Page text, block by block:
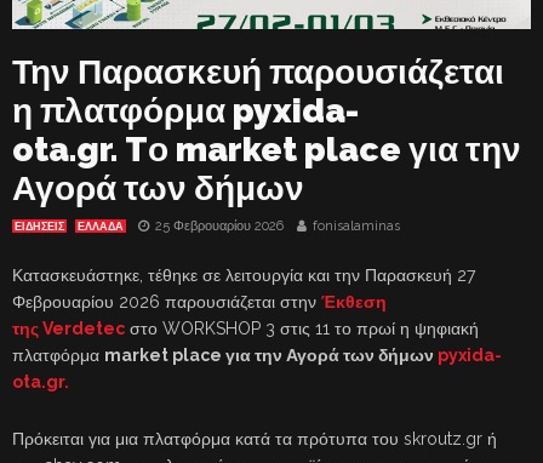
Την Παρασκευή παρουσιάζεται
η πλατφόρμα pyxida-
ota.gr. Tο market place για την
Αγορά των δήμων
ΕΙΔΗΣΕΙΣ ΕΛΛΑΔΑ 25 Φεβρουαρίου 2026 fonisalaminas
Κατασκευάστηκε, τέθηκε σε λειτουργία και την Παρασκευή 27
Φεβρουαρίου 2026 παρουσιάζεται στην Έκθεση
της Verdetec στο WORKSHOP 3 στις 11 το πρωί η ψηφιακή
πλατφόρμα market place για την Αγορά των δήμων pyxida-
ota.gr.
Πρόκειται για μια πλατφόρμα κατά τα πρότυπα του skroutz.gr ή